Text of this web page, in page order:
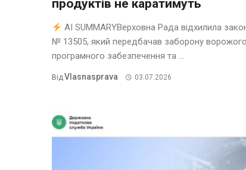
продуктів не каратимуть
AI SUMMARYВерховна Рада відхилила
№ 13505, який передбачав заборону ворожого
програмного забезпечення та ...
ВідVlasnasprava 03.07.2026